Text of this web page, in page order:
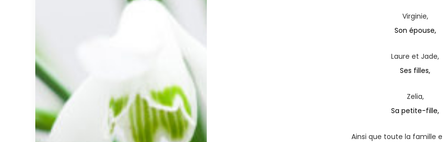
Virginie,
Son épouse,
Laure et Jade,
Ses filles,
Zelia,
Sa petite-fille,
Ainsi que toute la famille